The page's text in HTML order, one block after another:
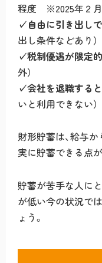
程度 ※2025年２月
✓自由に引き出し
出し条件などあり）
✓税制優遇が限定的
外）
✓会社を退職する
いと利用できない）
財形貯蓄は、給与
実に貯蓄できる点
貯蓄が苦手な人に
が低い今の状況で
ょう。